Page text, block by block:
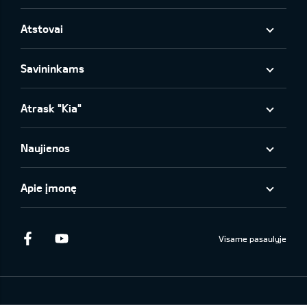
Atstovai
Savininkams
Atrask "Kia"
Naujienos
Apie įmonę
Facebook Visame pasaulyje